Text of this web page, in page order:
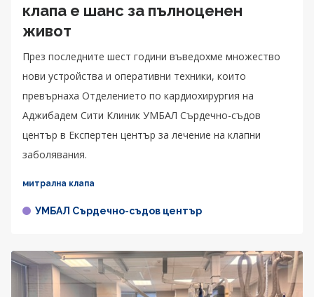
клапа е шанс за пълноценен
живот
През последните шест години въведохме множество
нови устройства и оперативни техники, които
превърнаха Отделението по кардиохирургия на
Аджибадем Сити Клиник УМБАЛ Сърдечно-съдов
център в Експертен център за лечение на клапни
заболявания.
митрална клапа
УМБАЛ Сърдечно-съдов център